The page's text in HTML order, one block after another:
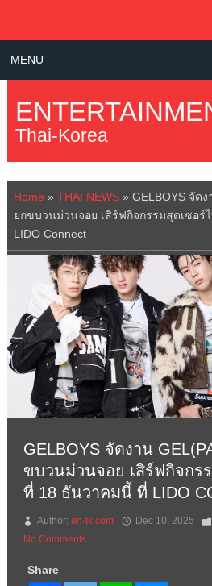
MENU
Thai-Korea
Home » THAI NEWS» GELBOYS จัด
ยกขบวนม่วนจอย เสิร์ฟกิจกรรมสุดเซอ
LIDO Connect
GELBOYS จัดงาน
ขบวนม่วนจอย เสิร์ฟกิจกร
ที่ 18 ธันวาคมนี้ ที่ LIDO
Author: en-tk.com Dec 10, 2025
No Comments
Share